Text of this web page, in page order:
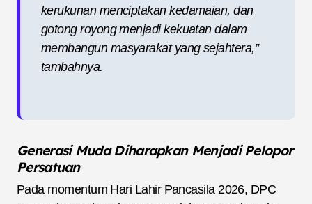
kerukunan menciptakan kedamaian, dan
gotong royong menjadi kekuatan dalam
membangun masyarakat yang sejahtera,”
tambahnya.
Generasi Muda Diharapkan Menjadi Pelopor
Persatuan
Pada momentum Hari Lahir Pancasila 2026, DPC